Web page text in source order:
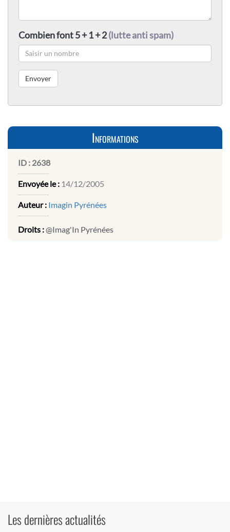
Combien font 5 + 1 + 2(lutte anti spam)
Informations
ID : 2638
Envoyée le : 14/12/2005
Auteur : Imagin Pyrénées
Droits :@Imag'In Pyrénées
Les dernières actualités